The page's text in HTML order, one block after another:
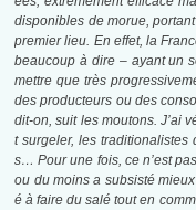
disponibles de morue,
premier lieu. En effet, la
beaucoup à dire –ayant un
mettre que très
des producteurs ou des
dit-on, suit les moutons. J’ai
t surgeler, les traditionalistes
s… Pour une fois, ce n’est
ou du moins a subsisté
é à faire du salé tout en